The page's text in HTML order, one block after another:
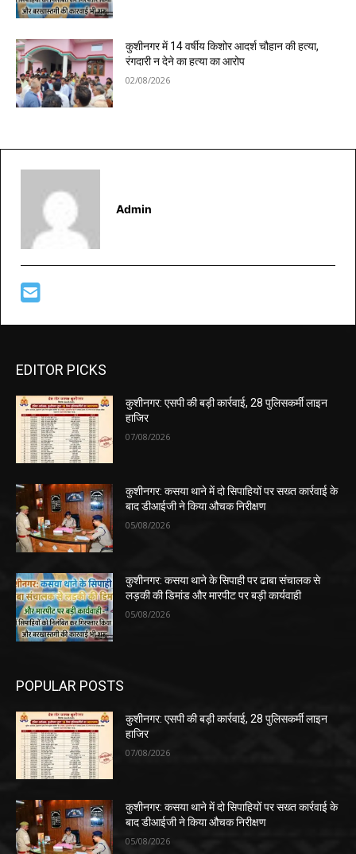
कुशीनगर में 14 वर्षीय किशोर आदर्श चौहान की हत्या,
रंगदारी न देने का हत्या का आरोप
02/08/2026
Admin
EDITOR PICKS
कुशीनगर: एसपी की बड़ी कार्रवाई, 28 पुलिसकर्मी लाइन
हाजिर
07/08/2026
कुशीनगर: कसया थाने में दो सिपाहियों पर सख्त कार्रवाई के
बाद डीआईजी ने किया औचक निरीक्षण
05/08/2026
कुशीनगर: कसया थाने के सिपाही पर ढाबा संचालक से
लड़की की डिमांड और मारपीट पर बड़ी कार्यवाही
05/08/2026
POPULAR POSTS
कुशीनगर: एसपी की बड़ी कार्रवाई, 28 पुलिसकर्मी लाइन
हाजिर
07/08/2026
कुशीनगर: कसया थाने में दो सिपाहियों पर सख्त कार्रवाई के
बाद डीआईजी ने किया औचक निरीक्षण
05/08/2026